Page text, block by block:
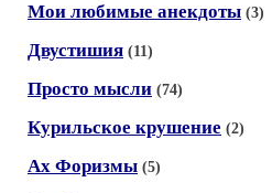
Мои любимые анекдоты (3)
Двустишия (11)
Просто мысли (74)
Курильское крушение (2)
Ах Форизмы (5)